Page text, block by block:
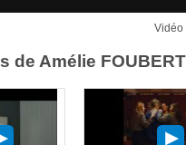
Vidéo
de Amélie FOUBERT